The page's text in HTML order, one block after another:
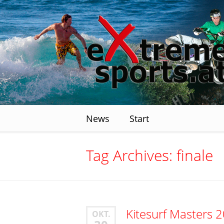
News Start
Tag Archives: finale
OKT. Kitesurf Masters